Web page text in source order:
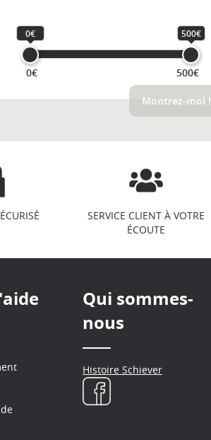
0€ 500€
0€ 500€
Montrez-moi !
SERVICE CLIENT À VOTRE
ÉCOUTE
Qui sommes-
nous
Histoire Schiever